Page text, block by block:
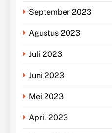
September 2023
Agustus 2023
Juli 2023
Juni 2023
Mei 2023
April 2023